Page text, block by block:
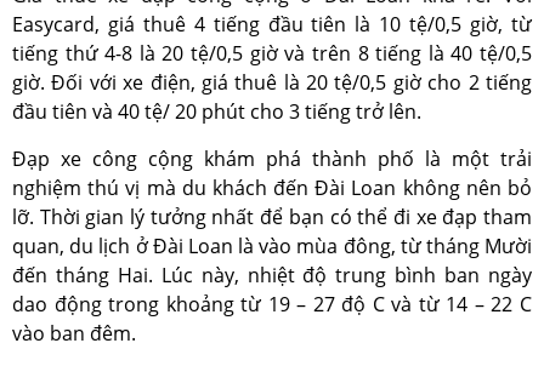
Easycard, giá thuê 4 tiếng đầu tiên là 10 tệ/0,5 giờ, từ
tiếng thứ 4-8 là 20 tệ/0,5 giờ và trên 8 tiếng là 40 tệ/0,5
giờ. Đối với xe điện, giá thuê là 20 tệ/0,5 giờ cho 2 tiếng
đầu tiên và 40 tệ/ 20 phút cho 3 tiếng trở lên.
Đạp xe công cộng khám phá thành phố là một trải
nghiệm thú vị mà du khách đến Đài Loan không nên bỏ
lỡ. Thời gian lý tưởng nhất để bạn có thể đi xe đạp tham
quan, du lịch ở Đài Loan là vào mùa đông, từ tháng Mười
đến tháng Hai. Lúc này, nhiệt độ trung bình ban ngày
dao động trong khoảng từ 19 – 27 độ C và từ 14 – 22 C
vào ban đêm.